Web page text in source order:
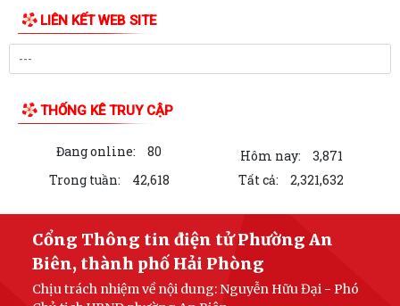
LIÊN KẾT WEB SITE
THỐNG KÊ TRUY CẬP
Đang online: 80 Hôm nay:
3,871
Trong tuần:
42,618 Tất cả: 2,321,632
Cổng Thông tin điện tử Phường An
Biên, thành phố Hải Phòng
Chịu trách nhiệm về nội dung: Nguyễn Hữu Đại - Phó